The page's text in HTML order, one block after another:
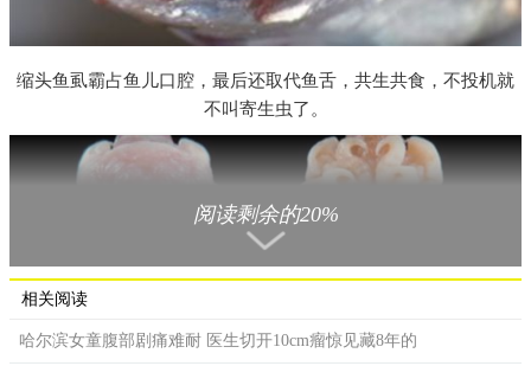
缩头鱼虱霸占鱼儿口腔，最后还取代鱼舌，共生共食，不投机就
不叫寄生虫了。
阅读剩余的20%
相关阅读
哈尔滨女童腹部剧痛难耐 医生切开10cm瘤惊见藏8年的